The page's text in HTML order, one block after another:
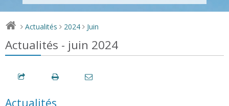
> Actualités > 2024 > Juin
Actualités - juin 2024
Actualités